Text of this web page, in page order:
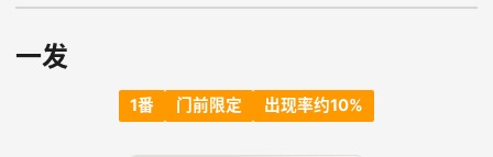
一发
1番 门前限定 出现率约10%